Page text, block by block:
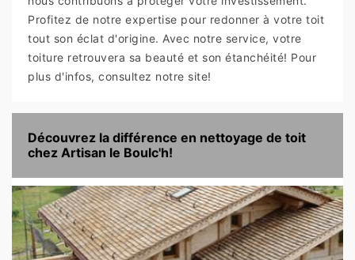
Profitez de notre expertise pour redonner à votre toit
tout son éclat d'origine. Avec notre service, votre
toiture retrouvera sa beauté et son étanchéité! Pour
plus d'infos, consultez notre site!
Découvrez la différence en nettoyage de toit
chez Artisan le Boulc'h!